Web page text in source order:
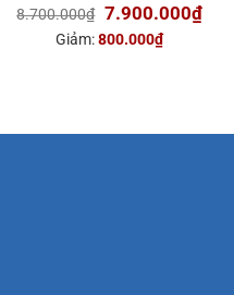
8.700.000₫ Giá
gốc
7.900.000₫Giá
Giảm:800.000₫